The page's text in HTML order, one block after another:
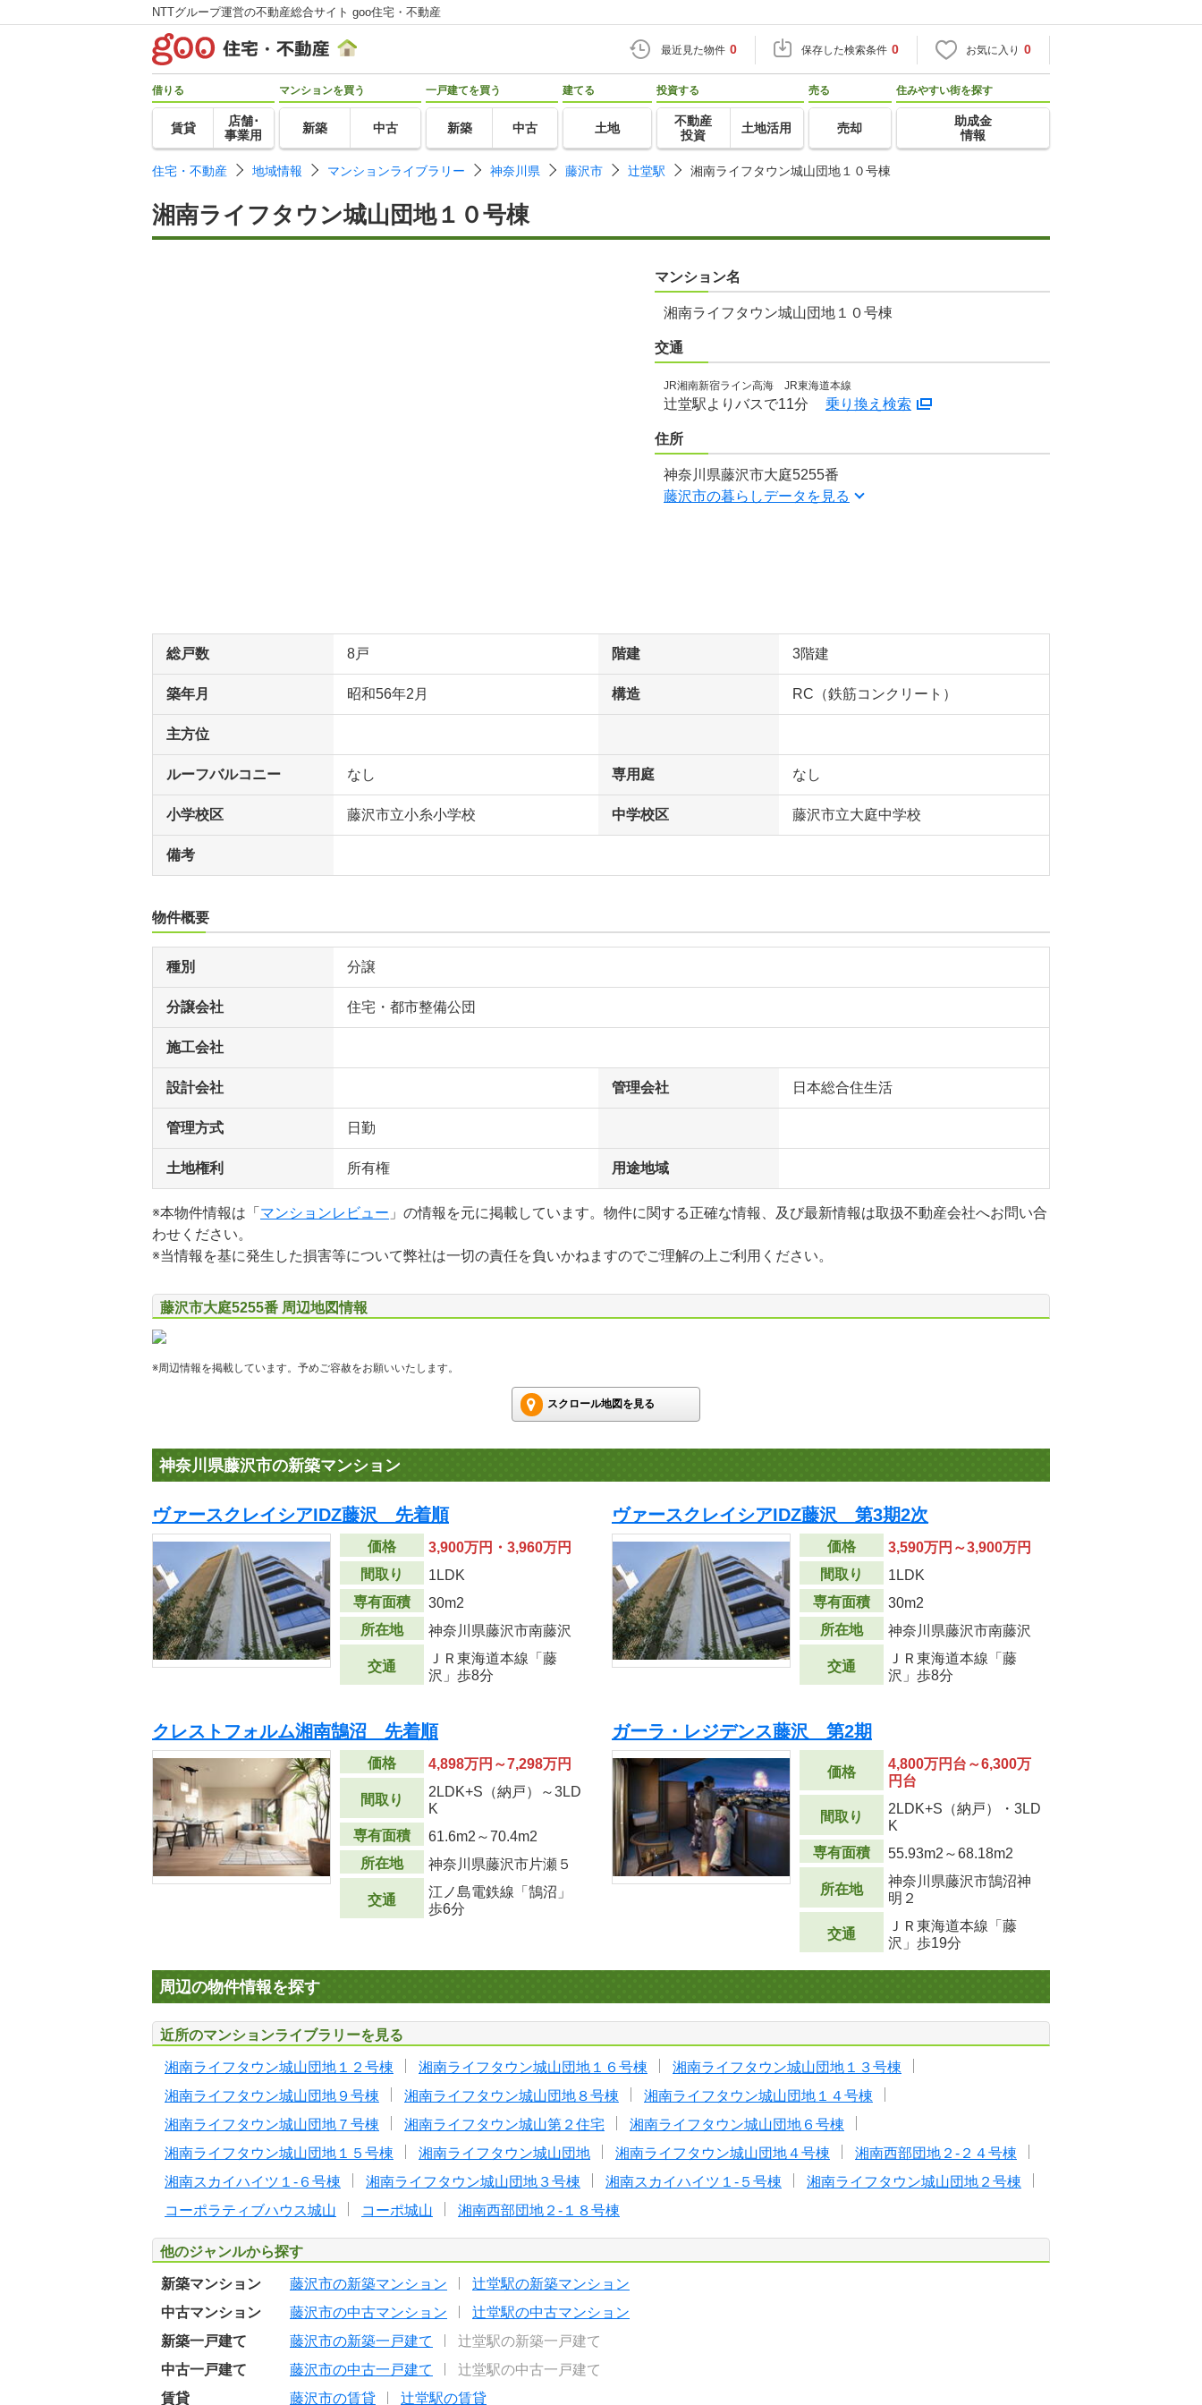
NTTグループ運営の不動産総合サイト goo住宅・不動産
最近見た物件 0 保存した検索条件 0 お気に入り 0
借りる
賃貸
店舗･
事業用
マンションを買う
新築 中古
一戸建てを買う
新築 中古
建てる
土地
投資する
不動産
投資
土地活用
売る
売却
住みやすい街を探す
助成金
情報
住宅・不動産 地域情報 マンションライブラリー 神奈川県 藤沢市 辻堂駅 湘南ライフタウン城山団地１０号棟
湘南ライフタウン城山団地１０号棟
マンション名
湘南ライフタウン城山団地１０号棟
交通
JR湘南新宿ライン高海 JR東海道本線
辻堂駅よりバスで11分 乗り換え検索
住所
神奈川県藤沢市大庭5255番
藤沢市の暮らしデータを見る
総戸数 8戸 階建 3階建
築年月 昭和56年2月 構造 RC（鉄筋コンクリート）
主方位
ルーフバルコニー なし 専用庭 なし
小学校区 藤沢市立小糸小学校 中学校区 藤沢市立大庭中学校
備考
物件概要
種別 分譲
分譲会社 住宅・都市整備公団
施工会社
設計会社 管理会社 日本総合住生活
管理方式 日勤
土地権利 所有権 用途地域
※本物件情報は「 マンションレビュー 」の情報を元に掲載しています。物件に関する正確な情報、及び最新情報は取扱不動産会社へお問い合
わせください。
※当情報を基に発生した損害等について弊社は一切の責任を負いかねますのでご理解の上ご利用ください。
藤沢市大庭5255番 周辺地図情報
※周辺情報を掲載しています。予めご容赦をお願いいたします。
スクロール地図を見る
神奈川県藤沢市の新築マンション
ヴァースクレイシアIDZ藤沢 先着順
価格
3,900万円・3,960万円
間取り
1LDK
専有面積
30m2
所在地
神奈川県藤沢市南藤沢
交通
ＪＲ東海道本線「藤
沢」歩8分
ヴァースクレイシアIDZ藤沢 第3期2次
価格
3,590万円～3,900万円
間取り
1LDK
専有面積
30m2
所在地
神奈川県藤沢市南藤沢
交通
ＪＲ東海道本線「藤
沢」歩8分
クレストフォルム湘南鵠沼 先着順
価格 4,898万円～7,298万円
間取り
2LDK+S（納戸）～3LD
K
専有面積
61.6m2 ～70.4m2
所在地
神奈川県藤沢市片瀬５
交通
江ノ島電鉄線「鵠沼」
歩6分
ガーラ・レジデンス藤沢 第2期
価格
4,800万円台～6,300万
円台
間取り
2LDK+S（納戸）・3LD
K
専有面積
55.93m2 ～68.18m2
所在地
神奈川県藤沢市鵠沼神
明２
交通
ＪＲ東海道本線「藤
沢」歩19分
周辺の物件情報を探す
近所のマンションライブラリーを見る
湘南ライフタウン城山団地１２号棟 湘南ライフタウン城山団地１６号棟
湘南ライフタウン城山団地１３号棟
湘南ライフタウン城山団地９号棟
湘南ライフタウン城山団地８号棟
湘南ライフタウン城山団地１４号棟
湘南ライフタウン城山団地７号棟
湘南ライフタウン城山第２住宅
湘南ライフタウン城山団地６号棟
湘南ライフタウン城山団地１５号棟
湘南ライフタウン城山団地 湘南ライフタウン城山団地４号棟
湘南西部団地２-２４号棟
湘南スカイハイツ１-６号棟
湘南ライフタウン城山団地３号棟 湘南スカイハイツ１-５号棟
湘南ライフタウン城山団地２号棟
コーポラティブハウス城山
コーポ城山 湘南西部団地２-１８号棟
他のジャンルから探す
新築マンション 藤沢市の新築マンション
辻堂駅の新築マンション
中古マンション
藤沢市の中古マンション
辻堂駅の中古マンション
新築一戸建て
藤沢市の新築一戸建て
辻堂駅の新築一戸建て
中古一戸建て
藤沢市の中古一戸建て
辻堂駅の中古一戸建て
賃貸
藤沢市の賃貸 辻堂駅の賃貸